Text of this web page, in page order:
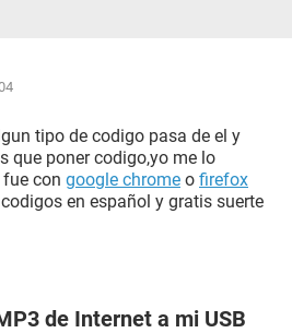
tipo de codigo pasa de el y
que poner codigo,yo me lo
fue con google chrome o firefox
en español y gratis suerte
de Internet a mi USB